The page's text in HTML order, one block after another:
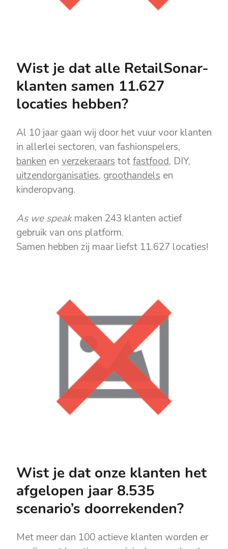
Wist je dat alle RetailSonar-
klanten samen 11.627
locaties hebben?
Al 10 jaar gaan wij door het vuur voor klanten
in allerlei sectoren, van fashionspelers,
banken en verzekeraarstotfastfood, DIY,
uitzendorganisaties, groothandels en
kinderopvang.
As we speakmaken 243 klanten actief
gebruik van ons platform.
Samen hebben zij maar liefst 11.627 locaties!
Wist je dat onze klanten het
afgelopen jaar 8.535
scenario’s doorrekenden?
Met meer dan 100 actieve klanten worden er